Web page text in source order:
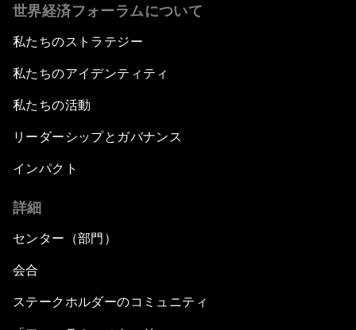
世界経済フォーラムについて
私たちのストラテジー
私たちのアイデンティティ
私たちの活動
リーダーシップとガバナンス
インパクト
詳細
センター（部門）
会合
ステークホルダーのコミュニティ